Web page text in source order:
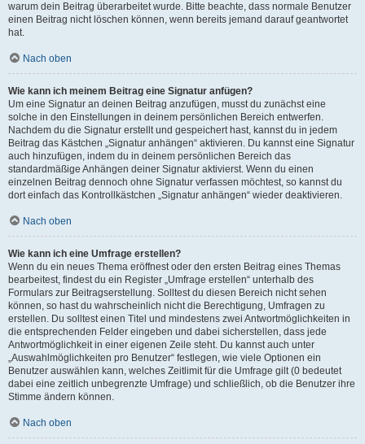
warum dein Beitrag überarbeitet wurde. Bitte beachte, dass normale Benutzer
einen Beitrag nicht löschen können, wenn bereits jemand darauf geantwortet
hat.
Nach oben
Wie kann ich meinem Beitrag eine Signatur anfügen?
Um eine Signatur an deinen Beitrag anzufügen, musst du zunächst eine
solche in den Einstellungen in deinem persönlichen Bereich entwerfen.
Nachdem du die Signatur erstellt und gespeichert hast, kannst du in jedem
Beitrag das Kästchen „Signatur anhängen“ aktivieren. Du kannst eine Signatur
auch hinzufügen, indem du in deinem persönlichen Bereich das
standardmäßige Anhängen deiner Signatur aktivierst. Wenn du einen
einzelnen Beitrag dennoch ohne Signatur verfassen möchtest, so kannst du
dort einfach das Kontrollkästchen „Signatur anhängen“ wieder deaktivieren.
Nach oben
Wie kann ich eine Umfrage erstellen?
Wenn du ein neues Thema eröffnest oder den ersten Beitrag eines Themas
bearbeitest, findest du ein Register „Umfrage erstellen“ unterhalb des
Formulars zur Beitragserstellung. Solltest du diesen Bereich nicht sehen
können, so hast du wahrscheinlich nicht die Berechtigung, Umfragen zu
erstellen. Du solltest einen Titel und mindestens zwei Antwortmöglichkeiten in
die entsprechenden Felder eingeben und dabei sicherstellen, dass jede
Antwortmöglichkeit in einer eigenen Zeile steht. Du kannst auch unter
„Auswahlmöglichkeiten pro Benutzer“ festlegen, wie viele Optionen ein
Benutzer auswählen kann, welches Zeitlimit für die Umfrage gilt (0 bedeutet
dabei eine zeitlich unbegrenzte Umfrage) und schließlich, ob die Benutzer ihre
Stimme ändern können.
Nach oben